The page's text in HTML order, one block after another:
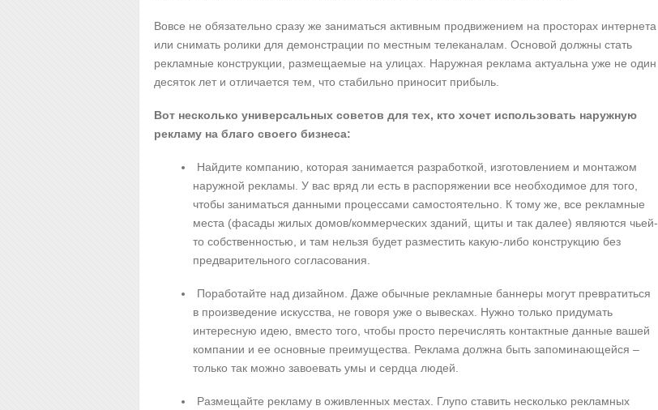
Вовсе не обязательно сразу же заниматься активным продвижением на просторах интернета
или снимать ролики для демонстрации по местным телеканалам. Основой должны стать
рекламные конструкции , размещаемые на улицах. Наружная реклама актуальна уже не один
десяток лет и отличается тем, что стабильно приносит прибыль.
Вот несколько универсальных советов для тех, кто хочет использовать наружную
рекламу на благо своего бизнеса:
Найдите компанию, которая занимается разработкой, изготовлением и монтажом
наружной рекламы. У вас вряд ли есть в распоряжении все необходимое для того,
чтобы заниматься данными процессами самостоятельно. К тому же, все рекламные
места (фасады жилых домов/коммерческих зданий, щиты и так далее) являются чьей-
то собственностью, и там нельзя будет разместить какую-либо конструкцию без
предварительного согласования.
Поработайте над дизайном. Даже обычные рекламные баннеры могут превратиться
в произведение искусства, не говоря уже о вывесках. Нужно только придумать
интересную идею, вместо того, чтобы просто перечислять контактные данные вашей
компании и ее основные преимущества. Реклама должна быть запоминающейся –
только так можно завоевать умы и сердца людей.
Размещайте рекламу в оживленных местах. Глупо ставить несколько рекламных